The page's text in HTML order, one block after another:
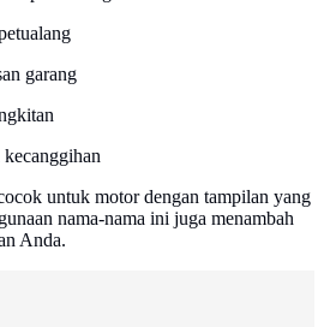
garang
untuk motor dengan tampilan yang
nama-nama ini juga menambah
Anda.